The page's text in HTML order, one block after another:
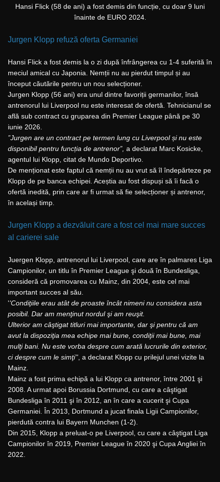
Hansi Flick (58 de ani) a fost demis din funcție, cu doar 9 luni
înainte de EURO 2024.
Jurgen Klopp refuză oferta Germaniei
Hansi Flick a fost demis la o zi după înfrângerea cu 1-4 suferită în
meciul amical cu Japonia. Nemții nu au pierdut timpul și au
început căutările pentru un nou selecționer.
Jurgen Klopp (56 ani) era unul dintre favoriții germanilor, însă
antrenorul lui Liverpool nu este interesat de ofertă. Tehnicianul se
află sub contract cu gruparea din Premier League până pe 30
iunie 2026.
”Jurgen are un contract pe termen lung cu Liverpool și nu este
disponibil pentru funcția de antrenor”, a declarat Marc Kosicke,
agentul lui Klopp, citat de Mundo Deportivo.
De menționat este faptul că nemții nu au vrut să îl îndepărteze pe
Klopp de pe banca echipei. Aceștia au fost dispuși să îi facă o
ofertă inedită, prin care ar fi urmat să fie selecționer și antrenor,
în același timp.
Jurgen Klopp a dezvăluit care a fost cel mai mare succes
al carierei sale
Juergen Klopp, antrenorul lui Liverpool, care are în palmares Liga
Campionilor, un titlu în Premier League şi două în Bundesliga,
consideră că promovarea cu Mainz, din 2004, este cel mai
important succes al său.
''Condiţiile erau atât de proaste încât nimeni nu considera asta
posibil. Dar am menţinut nordul şi am reuşit.
Ulterior am câştigat titluri mai importante, dar şi pentru că am
avut la dispoziţia mea echipe mai bune, condiţii mai bune, mai
mulţi bani. Nu este vorba despre cum arată lucrurile din exterior,
ci despre cum le simţi'' , a declarat Klopp cu prilejul unei vizite la
Mainz.
Mainz a fost prima echipă a lui Klopp ca antrenor, între 2001 şi
2008. A urmat apoi Borussia Dortmund, cu care a câştigat
Bundesliga în 2011 şi în 2012, an în care a cucerit şi Cupa
Germaniei. În 2013, Dortmund a jucat finala Ligii Campionilor,
pierdută contra lui Bayern Munchen (1-2).
Din 2015, Klopp a preluat-o pe Liverpool, cu care a câştigat Liga
Campionilor în 2019, Premier League în 2020 şi Cupa Angliei în
2022.